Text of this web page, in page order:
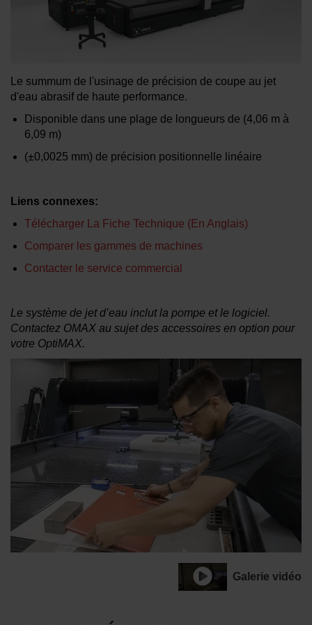
EN SAVOIR PLUS SUR LES JETS
Le summum de l'usinage de précision de coupe au jet
d'eau abrasif de haute performance.
Disponible dans une plage de longueurs de (4,06 m à
6,09 m)
(±0,0025 mm) de précision positionnelle linéaire
Liens connexes:
Télécharger La Fiche Technique (En Anglais)
Comparer les gammes de machines
Contacter le service commercial
Le système de jet d’eau inclut la pompe et le logiciel.
Contactez OMAX au sujet des accessoires en option pour
votre OptiMAX.
Galerie vidéo